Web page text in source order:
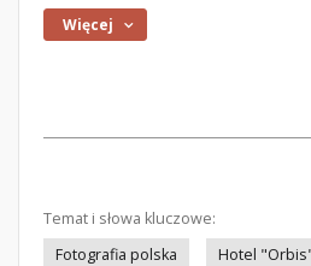
Więcej
Temat i słowa kluczowe:
Fotografia polska
Hotel